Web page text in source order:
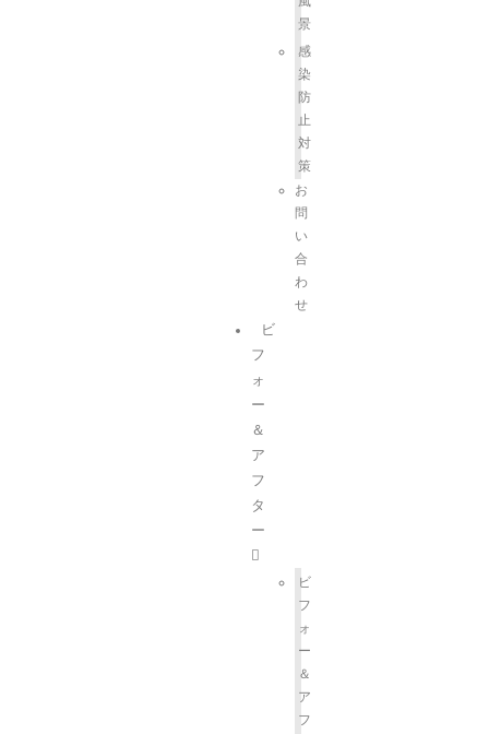
景
感
染
防
止
対
策
お
問
い
合
わ
せ
ビ
フ
ォ
ー
＆
ア
フ
タ
ー
ビ
フ
ォ
ー
＆
ア
フ